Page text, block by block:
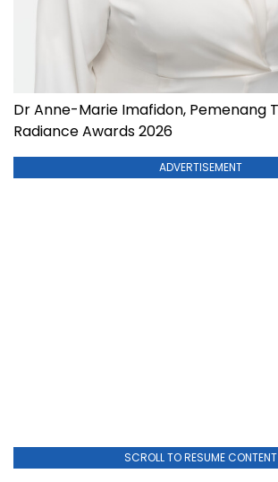
Dr Anne-Marie Imafidon, Pemenang
Radiance Awards 2026
ADVERTISEMENT
SCROLL TO RESUME CONTENT